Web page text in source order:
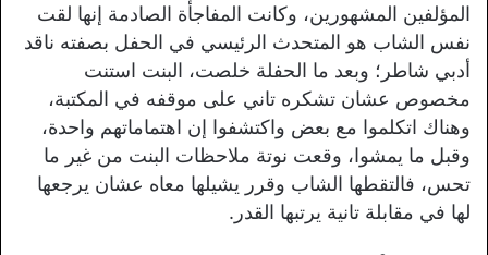
المؤلفين المشهورين، وكانت المفاجأة الصادمة إنها لقت
نفس الشاب هو المتحدث الرئيسي في الحفل بصفته ناقد
أدبي شاطر؛ وبعد ما الحفلة خلصت، البنت استنت
مخصوص عشان تشكره تاني على موقفه في المكتبة،
وهناك اتكلموا مع بعض واكتشفوا إن اهتماماتهم واحدة،
وقبل ما يمشوا، وقعت نوتة ملاحظات البنت من غير ما
تحس، فالتقطها الشاب وقرر يشيلها معاه عشان يرجعها
لها في مقابلة تانية يرتبها القدر.